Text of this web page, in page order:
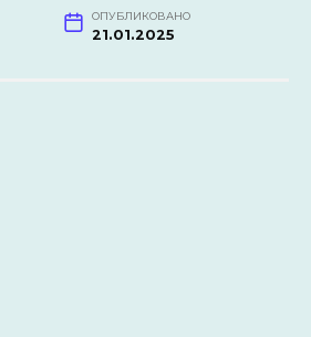
ОПУБЛИКОВАНО
21.01.2025